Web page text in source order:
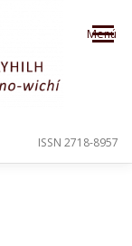
Menú
ISSN 2718-8957